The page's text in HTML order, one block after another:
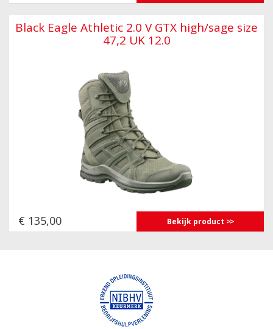
Black Eagle Athletic 2.0 V GTX high/sage size
47,2 UK 12.0
€ 135,00 Bekijk product